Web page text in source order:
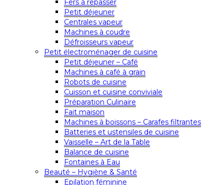
Fers à repasser
Petit déjeuner
Centrales vapeur
Machines à coudre
Défroisseurs vapeur
Petit électroménager de cuisine
Petit déjeuner – Café
Machines à café à grain
Robots de cuisine
Cuisson et cuisine conviviale
Préparation Culinaire
Fait maison
Machines à boissons – Carafes filtrantes
Batteries et ustensiles de cuisine
Vaisselle – Art de la Table
Balance de cuisine
Fontaines à Eau
Beauté – Hygiène & Santé
Epilation féminine